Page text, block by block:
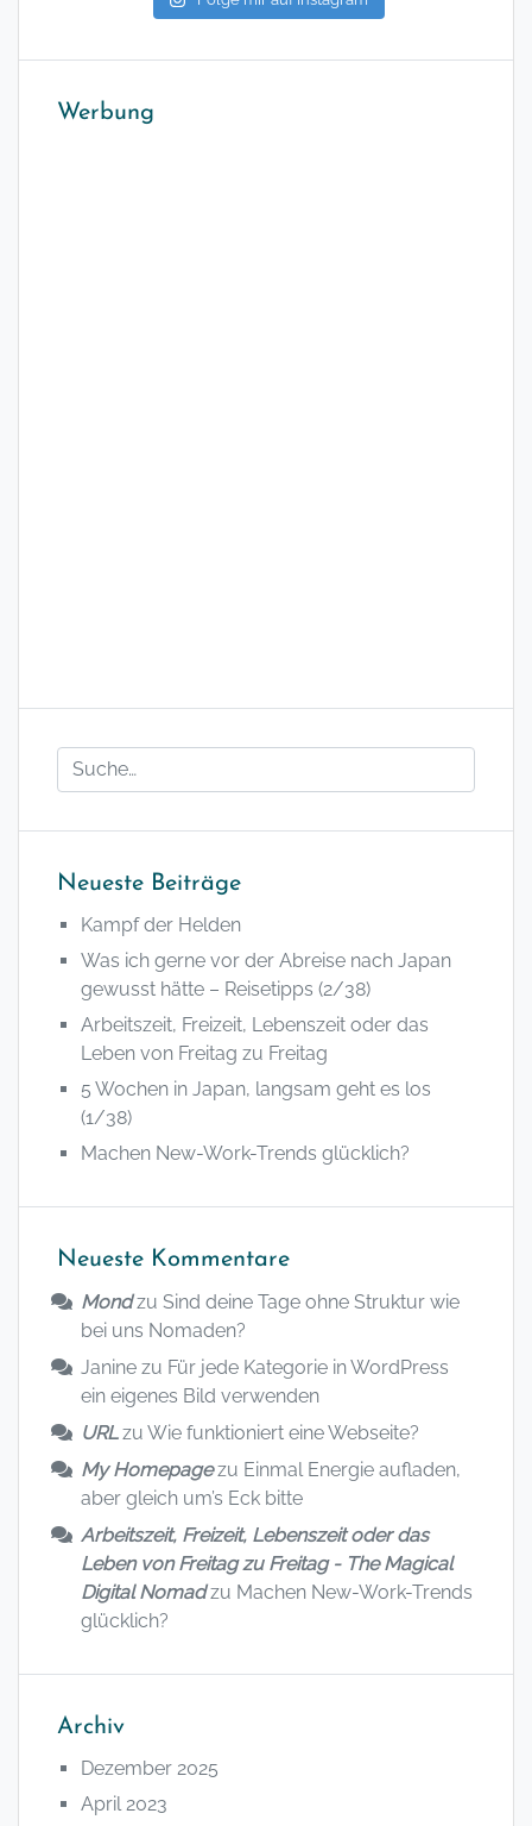
Werbung
Neueste Beiträge
Kampf der Helden
Was ich gerne vor der Abreise nach Japan
gewusst hätte – Reisetipps (2/38)
Arbeitszeit, Freizeit, Lebenszeit oder das
Leben von Freitag zu Freitag
5 Wochen in Japan, langsam geht es los
(1/38)
Machen New-Work-Trends glücklich?
Neueste Kommentare
Mondzu Sind deine Tage ohne Struktur wie
bei uns Nomaden?
Janine zu Für jede Kategorie in WordPress
ein eigenes Bild verwenden
URLzu Wie funktioniert eine Webseite?
My Homepagezu Einmal Energie aufladen,
aber gleich um’s Eck bitte
Arbeitszeit, Freizeit, Lebenszeit oder das
Leben von Freitag zu Freitag - The Magical
Digital Nomadzu Machen New-Work-Trends
glücklich?
Archiv
Dezember 2025
April 2023